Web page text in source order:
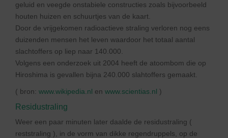
geluid en veegde onstabiele constructies zoals bijvoorbeeld
houten huizen en schuurtjes van de kaart.
Door de vrijgekomen radioactieve straling verloren nog eens
duizenden mensen het leven waardoor het totaal aantal
slachtoffers op liep naar 140.000.
Volgens een onderzoek uit 2004 heeft de atoombom die op
Hiroshima is gevallen bijna 240.000 slahtoffers gemaakt.
( bron: www.wikipedia.nl en www.scientias.nl )
Residustraling
Weer een paar minuten later daalde de residustraling (
reststraling ), in de vorm van dikke regendruppels, op de